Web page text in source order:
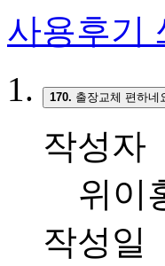
사용후기
170. 출장교체 편하네
작성자
위이
작성일